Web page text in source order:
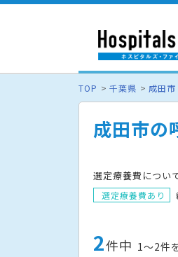
TOP 千葉県 成田市
成田市の
選定療養費につい
選定療養費あり
2件中 1〜2件